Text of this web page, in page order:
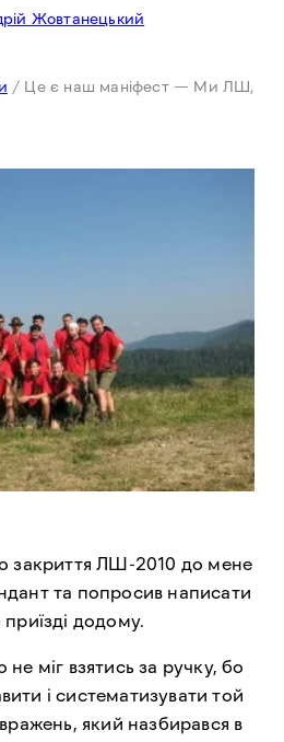
Жовтанецький
/
Це є наш маніфест — Ми ЛШ,
закриття ЛШ-2010 до мене
та попросив написати
додому.
міг взятись за ручку, бо
і систематизувати той
який назбирався в